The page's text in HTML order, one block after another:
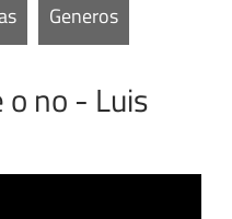
Generos
o no - Luis